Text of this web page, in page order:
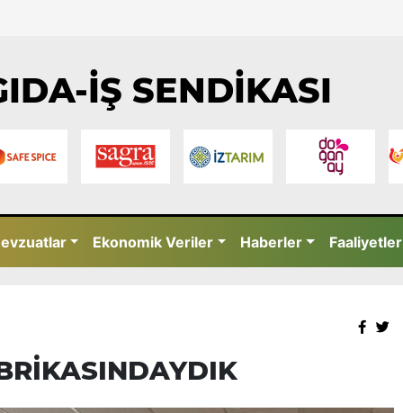
İŞ SENDİKASI
Ekonomik Veriler Haberler Faaliyetler